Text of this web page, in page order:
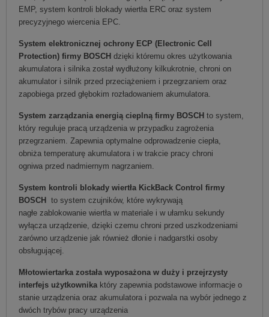
EMP, system kontroli blokady wiertła ERC oraz system
precyzyjnego wiercenia EPC.
System elektronicznej ochrony ECP (Electronic Cell
Protection) firmy BOSCH dzięki któremu okres użytkowania
akumulatora i silnika został wydłużony kilkukrotnie, chroni on
akumulator i silnik przed przeciążeniem i przegrzaniem oraz
zapobiega przed głębokim rozładowaniem akumulatora.
System zarządzania energią cieplną firmy BOSCH to system,
który reguluje pracą urządzenia w przypadku zagrożenia
przegrzaniem. Zapewnia optymalne odprowadzenie ciepła,
obniża temperaturę akumulatora i w trakcie pracy chroni
ogniwa przed nadmiernym nagrzaniem.
System kontroli blokady wiertła KickBack Control firmy
BOSCH to system czujników, które wykrywają
nagłe zablokowanie wiertła w materiale i w ułamku sekundy
wyłącza urządzenie, dzięki czemu chroni przed uszkodzeniami
zarówno urządzenie jak również dłonie i nadgarstki osoby
obsługującej.
Młotowiertarka została wyposażona w duży i przejrzysty
interfejs użytkownika który zapewnia podstawowe informacje o
stanie urządzenia oraz akumulatora i pozwala na wybór jednego z
dwóch trybów pracy urządzenia